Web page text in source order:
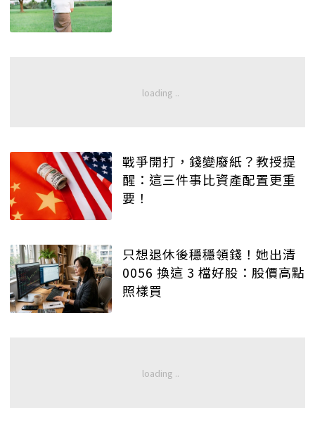
戰爭開打，錢變廢紙？教授提
醒：這三件事比資產配置更重
要！
只想退休後穩穩領錢！她出清
0056 換這 3 檔好股：股價高點
照樣買